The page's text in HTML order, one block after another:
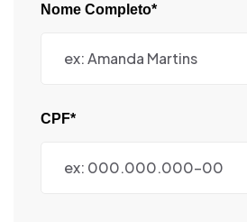
Nome Completo*
CPF*